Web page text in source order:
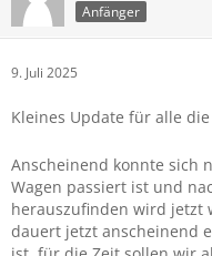
Anfänger
9. Juli 2025
Kleines Update für alle
Anscheinend konnte sich
Wagen passiert ist und
herauszufinden wird jetzt
dauert jetzt anscheinend